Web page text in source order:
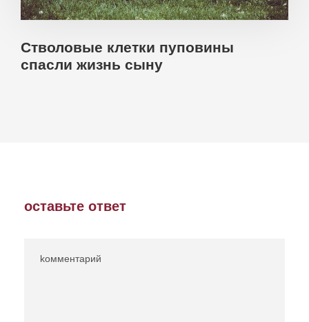
Стволовые клетки пуповины
спасли жизнь сыну
оставьте ответ